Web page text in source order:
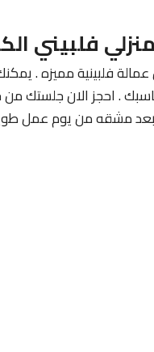
فلبيني
فلبينية مميزه .
. احجز الان جلستك من
بعد مشقه من يوم عمل